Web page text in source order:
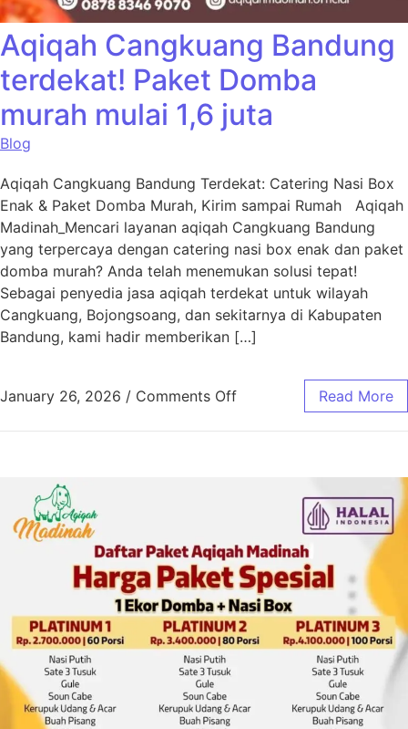
Aqiqah Cangkuang Bandung
terdekat! Paket Domba
murah mulai 1,6 juta
Blog
Aqiqah Cangkuang Bandung Terdekat: Catering Nasi Box
Enak & Paket Domba Murah, Kirim sampai Rumah Aqiqah
Madinah_Mencari layanan aqiqah Cangkuang Bandung
yang terpercaya dengan catering nasi box enak dan paket
domba murah? Anda telah menemukan solusi tepat!
Sebagai penyedia jasa aqiqah terdekat untuk wilayah
Cangkuang, Bojongsoang, dan sekitarnya di Kabupaten
Bandung, kami hadir memberikan […]
January 26, 2026 / Comments Off Read More